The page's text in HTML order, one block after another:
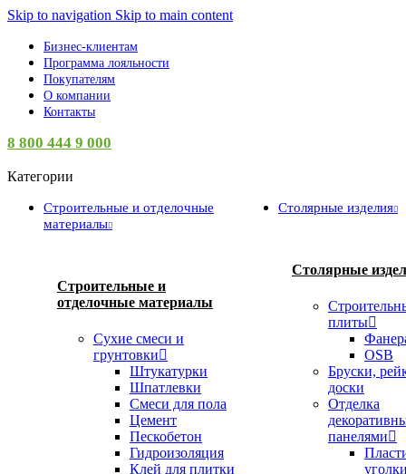
Skip to navigation Skip to main content
Бизнес-клиентам
Программа лояльности
Покупателям
О компании
Контакты
8 800 444 9 000
Категории
Строительные и отделочные
материалы
Строительные и
отделочные материалы
Сухие смеси и
грунтовки
Штукатурки
Шпатлевки
Смеси для пола
Цемент
Пескобетон
Гидроизоляция
Клей для плитки
Столярные изделия
Столярные
плиты
OSB
Бруски,
доски
Отделка
панелями